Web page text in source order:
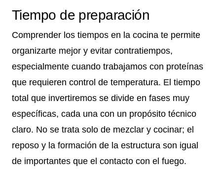
Tiempo de preparación
Comprender los tiempos en la cocina te permite
organizarte mejor y evitar contratiempos,
especialmente cuando trabajamos con proteínas
que requieren control de temperatura. El tiempo
total que invertiremos se divide en fases muy
específicas, cada una con un propósito técnico
claro. No se trata solo de mezclar y cocinar; el
reposo y la formación de la estructura son igual
de importantes que el contacto con el fuego.